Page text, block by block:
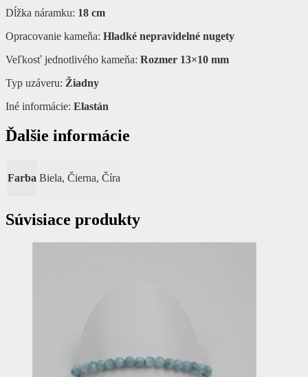
Dĺžka náramku: 18 cm
Opracovanie kameňa: Hladké nepravidelné nugety
Veľkosť jednotlivého kameňa: Rozmer 13×10 mm
Typ uzáveru: Žiadny
Iné informácie: Elastán
Ďalšie informácie
Farba Biela, Čierna, Číra
Súvisiace produkty